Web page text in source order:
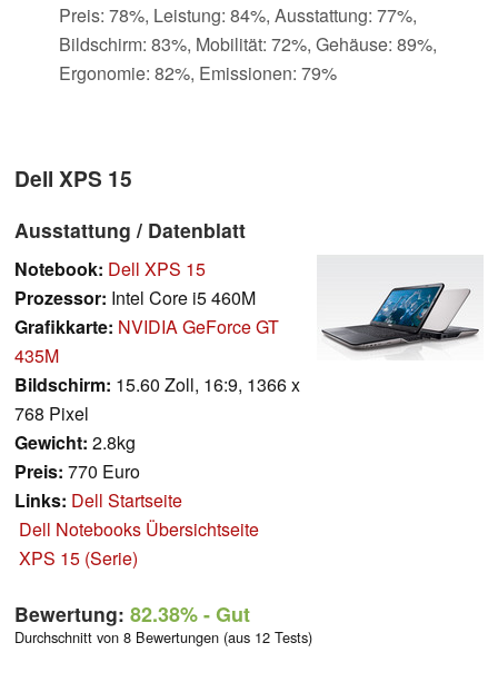
Preis: 78%, Leistung: 84%, Ausstattung: 77%,
Bildschirm: 83%, Mobilität: 72%, Gehäuse: 89%,
Ergonomie: 82%, Emissionen: 79%
Dell XPS 15
Ausstattung / Datenblatt
Notebook: Dell XPS 15
Prozessor: Intel Core i5 460M
Grafikkarte: NVIDIA GeForce GT
435M
Bildschirm: 15.60 Zoll, 16:9, 1366 x
768 Pixel
Gewicht: 2.8kg
Preis: 770 Euro
Links: Dell Startseite
Dell Notebooks Übersichtseite
XPS 15 (Serie)
Bewertung: 82.38%- Gut
Durchschnitt von 8 Bewertungen (aus 12 Tests)